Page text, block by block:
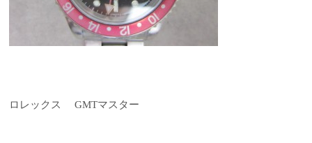
ロレックス GMTマスター